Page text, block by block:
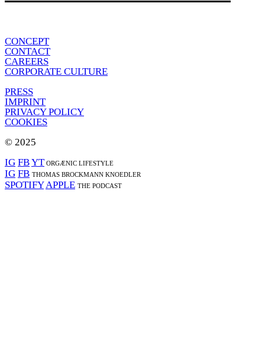
CONCEPT
CONTACT
CAREERS
CORPORATE CULTURE
PRESS
IMPRINT
PRIVACY POLICY
COOKIES
© 2025
IG FBYTORGÆNIC LIFESTYLE
IG FB THOMAS BROCKMANN KNOEDLER
SPOTIFY APPLE THE PODCAST